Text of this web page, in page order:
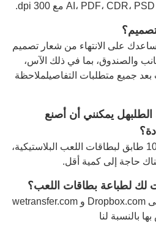
على الانتهاء من شعار تصميم
والصندوق، بما في ذلك الآس،
بعد جميع متطلبات التفاصيلملاحظة
هل يمكنني أن أصنع
ج: مقدار الطلب لدينا هو 1000 طابق لبطاقات اللعب البلاستيكية،
حاجة إلى كمية أقل.
الملفات التي تم تحميلها على Dropbox.com و wetransfer.com